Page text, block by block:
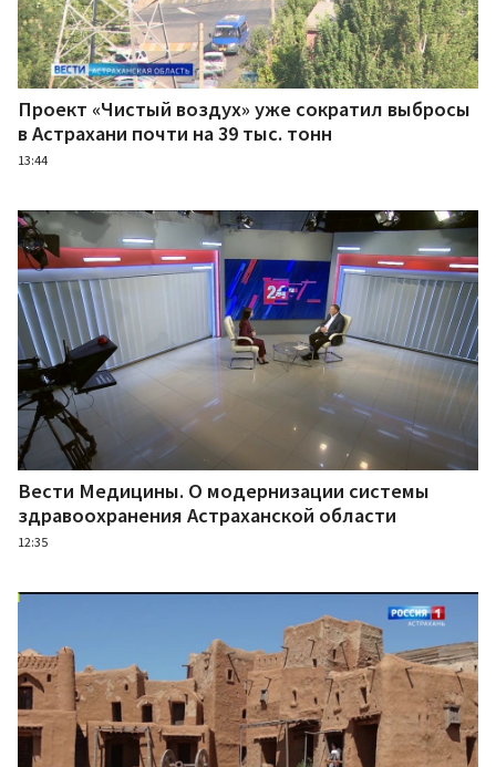
Проект «Чистый воздух» уже сократил выбросы
в Астрахани почти на 39 тыс. тонн
13:44
Вести Медицины. О модернизации системы
здравоохранения Астраханской области
12:35